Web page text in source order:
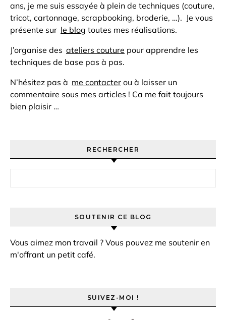
ans, je me suis essayée à plein de techniques (couture,
tricot, cartonnage, scrapbooking, broderie, …). Je vous
présente sur le blog toutes mes réalisations.
J’organise des ateliers couture pour apprendre les
techniques de base pas à pas.
N’hésitez pas à me contacter ou à laisser un
commentaire sous mes articles ! Ca me fait toujours
bien plaisir …
RECHERCHER
SOUTENIR CE BLOG
Vous aimez mon travail ? Vous pouvez me soutenir en
m'offrant un petit café.
SUIVEZ-MOI !